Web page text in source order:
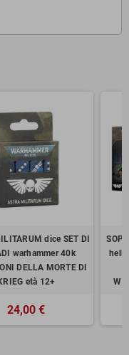
dice SET DI
warhammer 40k
DELLA MORTE DI
età 12+
24,00 €